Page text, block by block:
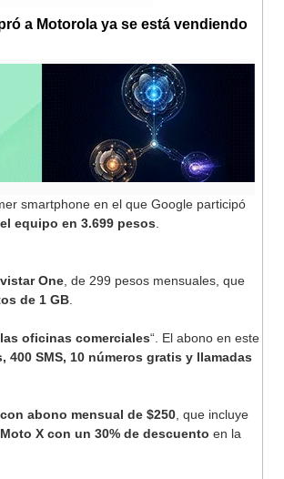
a Motorola ya se está vendiendo
smartphone en el que Google participó
equipo en 3.699 pesos
One , de 299 pesos mensuales, que
de 1 GB
oficinas comerciales“. El abono en este
400 SMS, 10 números gratis y llamadas
abono mensual de $250 , que incluye
X con un 30% de descuento en la